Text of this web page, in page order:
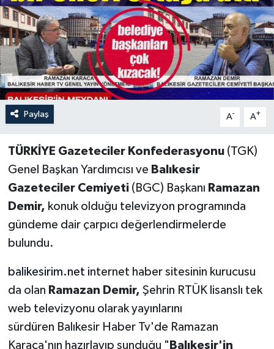
Paylaş A- A+
TÜRKİYE Gazeteciler Konfederasyonu(TGK)
Genel Başkan Yardımcısı ve Balıkesir
Gazeteciler Cemiyeti(BGC) Başkanı Ramazan
Demir, konuk olduğu televizyon programında
gündeme dair çarpıcı değerlendirmelerde
bulundu.
balikesirim.net internet haber sitesinin kurucusu
da olan Ramazan Demir, Şehrin RTÜK lisanslı tek
web televizyonu olarak yayınlarını
sürdüren Balıkesir Haber Tv'de Ramazan
Karaca'nın hazırlayıp sunduğu " Balıkesir'in